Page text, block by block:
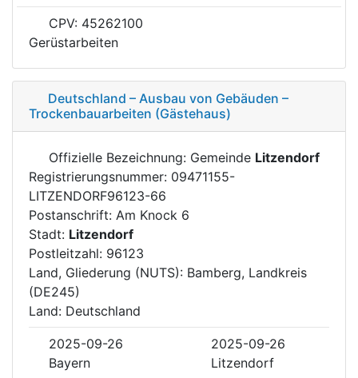
CPV: 45262100
Gerüstarbeiten
Deutschland – Ausbau von Gebäuden –
Trockenbauarbeiten (Gästehaus)
Offizielle Bezeichnung: Gemeinde Litzendorf
Registrierungsnummer: 09471155-
LITZENDORF96123-66
Postanschrift: Am Knock 6
Stadt: Litzendorf
Postleitzahl: 96123
Land, Gliederung (NUTS): Bamberg, Landkreis
(DE245)
Land: Deutschland
2025-09-26
2025-09-26
Bayern
Litzendorf